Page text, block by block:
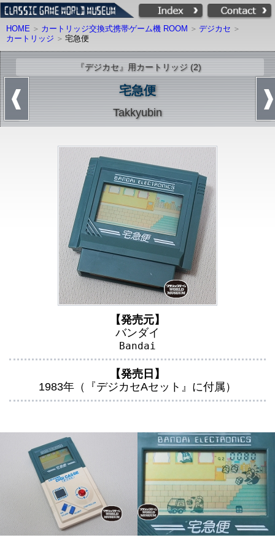
HOME カートリッジ交換式携帯ゲーム機 ROOM
デジカセ
カートリッジ
宅急便
『デジカセ』用カートリッジ (2)
宅急便
Takkyubin
【発売元】
バンダイ
Bandai
【発売日】
1983年（『デジカセAセット』に付属）